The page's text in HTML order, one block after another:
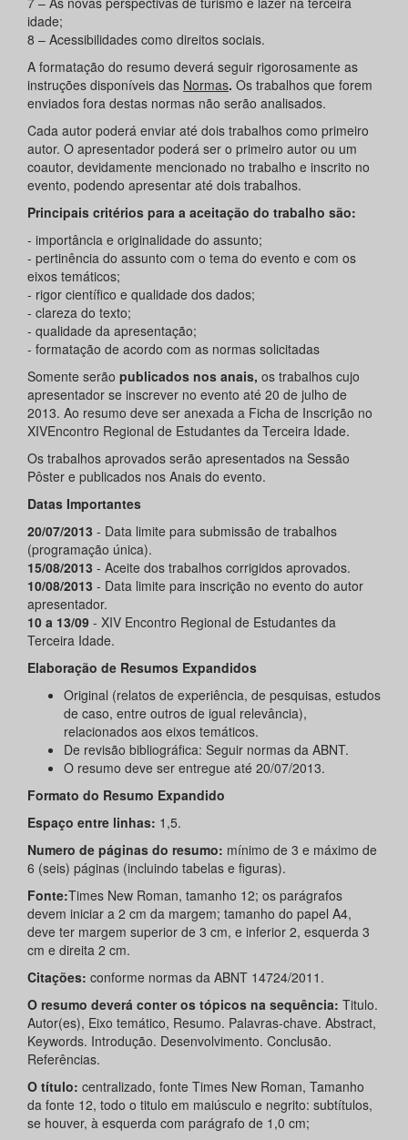
idade;
8 – Acessibilidades como direitos sociais.
A formatação do resumo deverá seguir rigorosamente as
instruções disponíveis das Normas. Os trabalhos que forem
enviados fora destas normas não serão analisados.
Cada autor poderá enviar até dois trabalhos como primeiro
autor. O apresentador poderá ser o primeiro autor ou um
coautor, devidamente mencionado no trabalho e inscrito no
evento, podendo apresentar até dois trabalhos.
Principais critérios para a aceitação do trabalho são:
- importância e originalidade do assunto;
- pertinência do assunto com o tema do evento e com os
eixos temáticos;
- rigor científico e qualidade dos dados;
- clareza do texto;
- qualidade da apresentação;
- formatação de acordo com as normas solicitadas
Somente serão publicados nos anais, os trabalhos cujo
apresentador se inscrever no evento até 20 de julho de
2013. Ao resumo deve ser anexada a Ficha de Inscrição no
XIVEncontro Regional de Estudantes da Terceira Idade.
Os trabalhos aprovados serão apresentados na Sessão
Pôster e publicados nos Anais do evento.
Datas Importantes
20/07/2013 - Data limite para submissão de trabalhos
(programação única).
15/08/2013 - Aceite dos trabalhos corrigidos aprovados.
10/08/2013 - Data limite para inscrição no evento do autor
apresentador.
10 a 13/09 - XIV Encontro Regional de Estudantes da
Terceira Idade.
Elaboração de Resumos Expandidos
Original (relatos de experiência, de pesquisas, estudos
de caso, entre outros de igual relevância),
relacionados aos eixos temáticos.
De revisão bibliográfica: Seguir normas da ABNT.
O resumo deve ser entregue até 20/07/2013.
Formato do Resumo Expandido
Espaço entre linhas: 1,5.
Numero de páginas do resumo: mínimo de 3 e máximo de
6 (seis) páginas (incluindo tabelas e figuras).
Fonte:Times New Roman, tamanho 12; os parágrafos
devem iniciar a 2 cm da margem; tamanho do papel A4,
deve ter margem superior de 3 cm, e inferior 2, esquerda 3
cm e direita 2 cm.
Citações: conforme normas da ABNT 14724/2011.
O resumo deverá conter os tópicos na sequência: Titulo.
Autor(es), Eixo temático, Resumo. Palavras-chave. Abstract,
Keywords. Introdução. Desenvolvimento. Conclusão.
Referências.
O título: centralizado, fonte Times New Roman, Tamanho
da fonte 12, todo o titulo em maiúsculo e negrito: subtítulos,
se houver, à esquerda com parágrafo de 1,0 cm;